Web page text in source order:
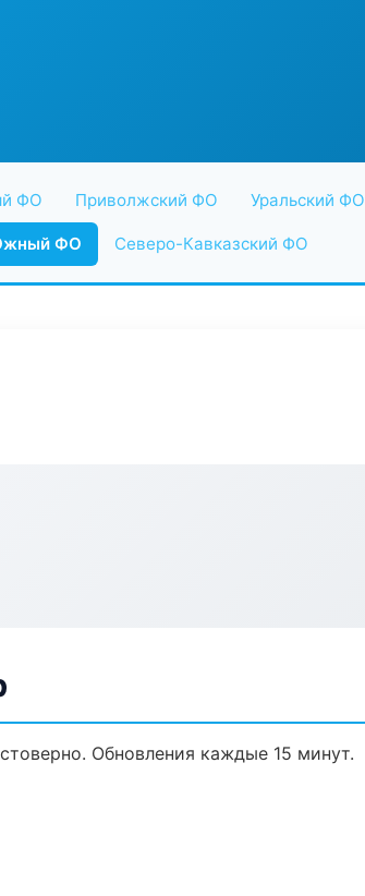
ФО Приволжский ФО Уральский ФО
ФО Северо-Кавказский ФО
Обновления каждые 15 минут.